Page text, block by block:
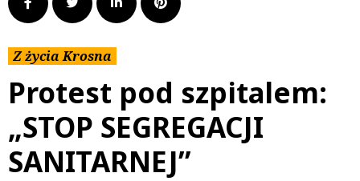
Z życia Krosna
Protest pod szpitalem:
„STOP SEGREGACJI
SANITARNEJ”